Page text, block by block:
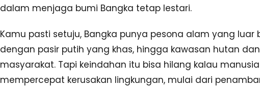
dalam menjaga bumi Bangka tetap lestari.
Kamu pasti setuju, Bangka punya pesona alam yang
dengan pasir putih yang khas, hingga kawasan hutan
masyarakat. Tapi keindahan itu bisa hilang kalau
mempercepat kerusakan lingkungan, mulai dari